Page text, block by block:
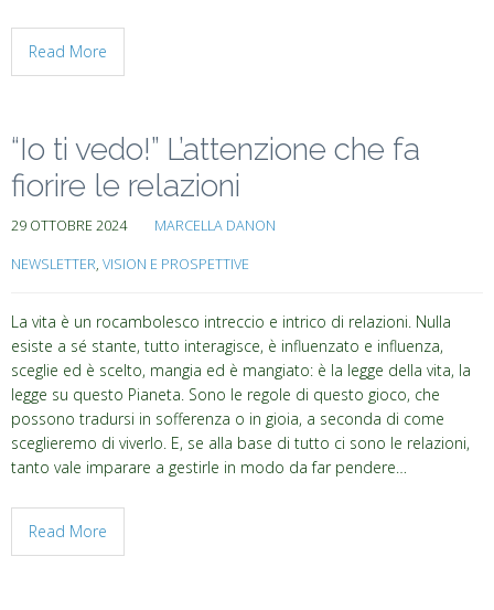
Read More
“Io ti vedo!” L’attenzione che fa
fiorire le relazioni
29 OTTOBRE 2024 MARCELLA DANON
NEWSLETTER, VISION E PROSPETTIVE
La vita è un rocambolesco intreccio e intrico di relazioni. Nulla
esiste a sé stante, tutto interagisce, è influenzato e influenza,
sceglie ed è scelto, mangia ed è mangiato: è la legge della vita, la
legge su questo Pianeta. Sono le regole di questo gioco, che
possono tradursi in sofferenza o in gioia, a seconda di come
sceglieremo di viverlo. E, se alla base di tutto ci sono le relazioni,
tanto vale imparare a gestirle in modo da far pendere…
Read More